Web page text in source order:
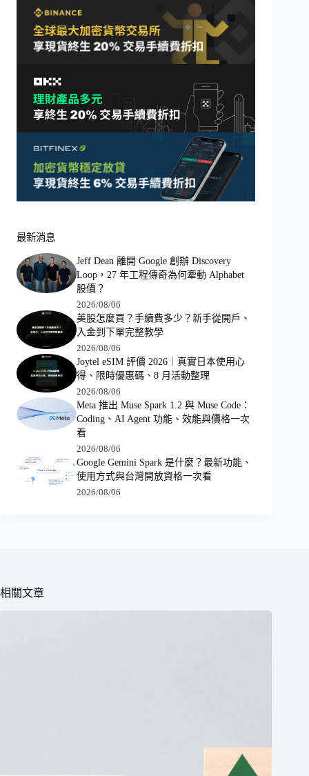
最新消息
Jeff Dean 離開 Google 創辦 Discovery
Loop，27 年工程傳奇為何牽動 Alphabet
股價？
2026/08/06
美股怎麼買？手續費多少？新手從開戶、
入金到下單完整教學
2026/08/06
Joytel eSIM 評價 2026｜真實日本使用心
得、限時優惠碼、8 月活動整理
2026/08/06
Meta 推出 Muse Spark 1.2 與 Muse Code：
Coding、AI Agent 功能、效能與價格一次
看
2026/08/06
Google Gemini Spark 是什麼？最新功能、
使用方式與台灣開放資格一次看
2026/08/06
相關文章